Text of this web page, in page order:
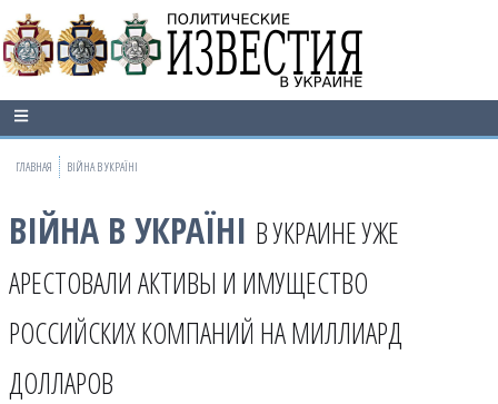
ГЛАВНАЯ ВІЙНА В УКРАЇНІ
ВІЙНА В УКРАЇНІ В УКРАИНЕ УЖЕ
АРЕСТОВАЛИ АКТИВЫ И ИМУЩЕСТВО
РОССИЙСКИХ КОМПАНИЙ НА МИЛЛИАРД
ДОЛЛАРОВ